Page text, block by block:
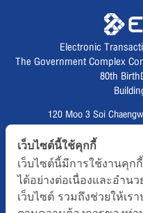
Electronic
The Government Complex
80th
120 Moo 3 Soi
Fax :
CALL
email :
เว็บไซต์นี้ใช้คุกกี้
เว็บไซต์นี้มีการใช้งานคุก
ได้อย่างต่อเนื่องและอำน
เว็บไซต์ รวมถึงช่วยให้เร